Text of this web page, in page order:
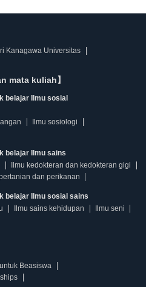
Kanagawa Universitas
mata kuliah】
belajar Ilmu sosial
Ilmu sosiologi
belajar Ilmu sains
Ilmu kedokteran dan kedokteran gigi
dan perikanan
belajar Ilmu sosial sains
Ilmu sains kehidupan
Ilmu seni
Beasiswa